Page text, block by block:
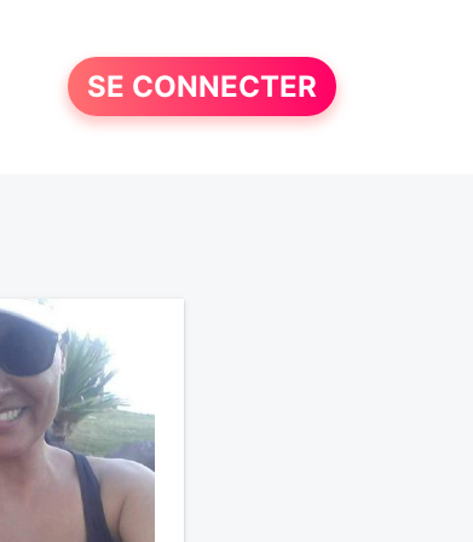
SE CONNECTER